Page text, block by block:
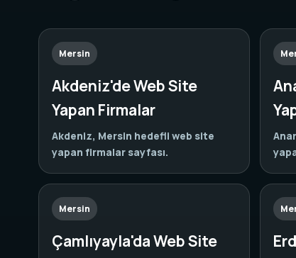
Mersin
Akdeniz'de Web Site
Yapan Firmalar
Akdeniz, Mersin hedefli web site
yapan firmalar sayfası.
Mersin
Çamlıyayla'da Web Site